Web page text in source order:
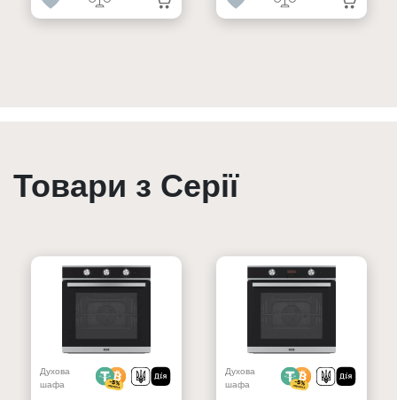
Товари з Серії
Духова
шафа
Духова
шафа